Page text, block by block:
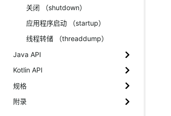
关闭 （shutdown）
应用程序启动 （startup）
线程转储 （threaddump）
Java API
Kotlin API
规格
附录